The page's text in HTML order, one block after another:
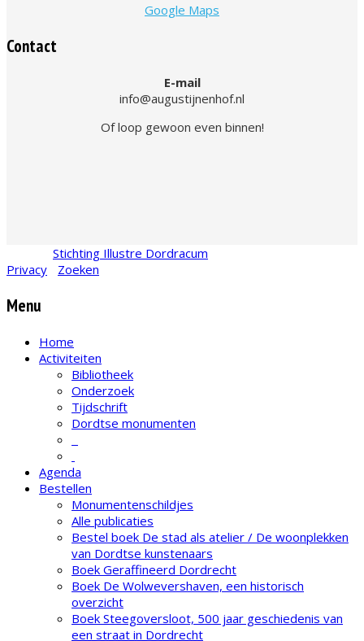
Google Maps
Contact
E-mail
info@augustijnenhof.nl
Of loop gewoon even binnen!
Stichting Illustre Dordracum
Privacy
Zoeken
Menu
Home
Activiteiten
Bibliotheek
Onderzoek
Tijdschrift
Dordtse monumenten
Agenda
Bestellen
Monumentenschildjes
Alle publicaties
Bestel boek De stad als atelier / De woonplekken
van Dordtse kunstenaars
Boek Geraffineerd Dordrecht
Boek De Wolwevershaven, een historisch
overzicht
Boek Steegoversloot, 500 jaar geschiedenis van
een straat in Dordrecht